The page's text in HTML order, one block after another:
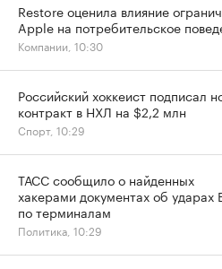
Restore оценила влияние
Apple на потребительское
Компании, 10:30
Российский хоккеист подписал
контракт в НХЛ на $2,2 млн
Спорт, 10:29
ТАСС сообщило о найденных
хакерами документах об ударах
по терминалам
Политика, 10:29